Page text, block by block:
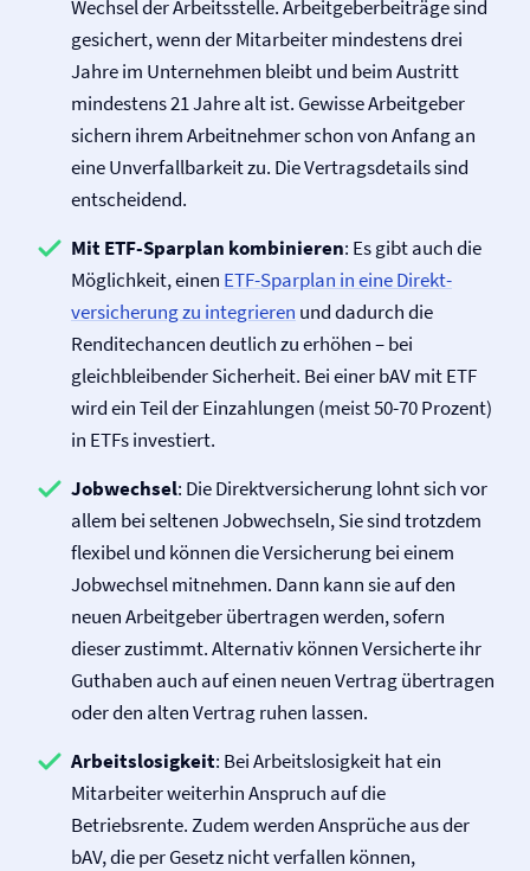
Wechsel der Arbeitsstelle. Arbeitgeberbeiträge sind
gesichert, wenn der Mitarbeiter mindestens drei
Jahre im Unternehmen bleibt und beim Austritt
mindestens 21 Jahre alt ist. Gewisse Arbeitgeber
sichern ihrem Arbeitnehmer schon von Anfang an
eine Unverfallbarkeit zu. Die Vertragsdetails sind
entscheidend.
Mit ETF-Sparplan kombinieren: Es gibt auch die
Möglichkeit, einen ETF-Sparplan in eine Direkt­
versicherung zu integrieren und dadurch die
Renditechancen deutlich zu erhöhen – bei
gleichbleibender Sicherheit. Bei einer bAV mit ETF
wird ein Teil der Einzahlungen (meist 50-70 Prozent)
in ETFs investiert.
Jobwechsel: Die Direkt­versicherung lohnt sich vor
allem bei seltenen Jobwechseln, Sie sind trotzdem
flexibel und können die Versicherung bei einem
Jobwechsel mitnehmen. Dann kann sie auf den
neuen Arbeitgeber übertragen werden, sofern
dieser zustimmt. Alternativ können Versicherte ihr
Guthaben auch auf einen neuen Vertrag übertragen
oder den alten Vertrag ruhen lassen.
Arbeitslosigkeit: Bei Arbeitslosigkeit hat ein
Mitarbeiter weiterhin Anspruch auf die
Betriebsrente. Zudem werden Ansprüche aus der
bAV, die per Gesetz nicht verfallen können,